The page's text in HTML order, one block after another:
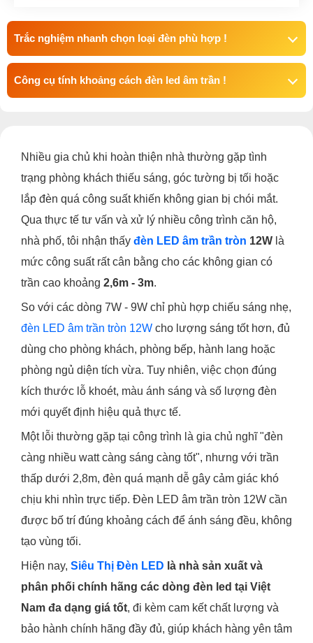
Trắc nghiệm nhanh chọn loại đèn phù hợp !
Công cụ tính khoảng cách đèn led âm trần !
Nhiều gia chủ khi hoàn thiện nhà thường gặp tình
trạng phòng khách thiếu sáng, góc tường bị tối hoặc
lắp đèn quá công suất khiến không gian bị chói mắt.
Qua thực tế tư vấn và xử lý nhiều công trình căn hộ,
nhà phố, tôi nhận thấy đèn LED âm trần tròn 12W là
mức công suất rất cân bằng cho các không gian có
trần cao khoảng 2,6m - 3m.
So với các dòng 7W - 9W chỉ phù hợp chiếu sáng nhẹ,
đèn LED âm trần tròn 12W cho lượng sáng tốt hơn, đủ
dùng cho phòng khách, phòng bếp, hành lang hoặc
phòng ngủ diện tích vừa. Tuy nhiên, việc chọn đúng
kích thước lỗ khoét, màu ánh sáng và số lượng đèn
mới quyết định hiệu quả thực tế.
Một lỗi thường gặp tại công trình là gia chủ nghĩ "đèn
càng nhiều watt càng sáng càng tốt", nhưng với trần
thấp dưới 2,8m, đèn quá mạnh dễ gây cảm giác khó
chịu khi nhìn trực tiếp. Đèn LED âm trần tròn 12W cần
được bố trí đúng khoảng cách để ánh sáng đều, không
tạo vùng tối.
Hiện nay, Siêu Thị Đèn LED là nhà sản xuất và
phân phối chính hãng các dòng đèn led tại Việt
Nam đa dạng giá tốt, đi kèm cam kết chất lượng và
bảo hành chính hãng đầy đủ, giúp khách hàng yên tâm